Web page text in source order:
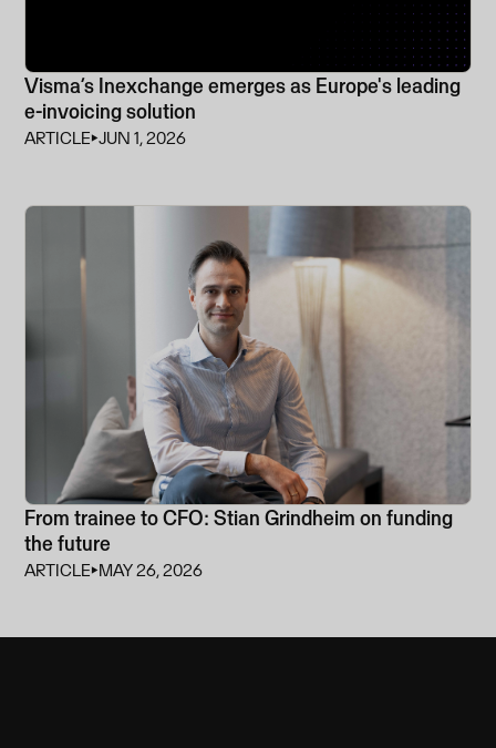
Visma’s Inexchange emerges as Europe's leading
e-invoicing solution
ARTICLE⏵JUN 1, 2026
From trainee to CFO: Stian Grindheim on funding
the future
ARTICLE⏵MAY 26, 2026